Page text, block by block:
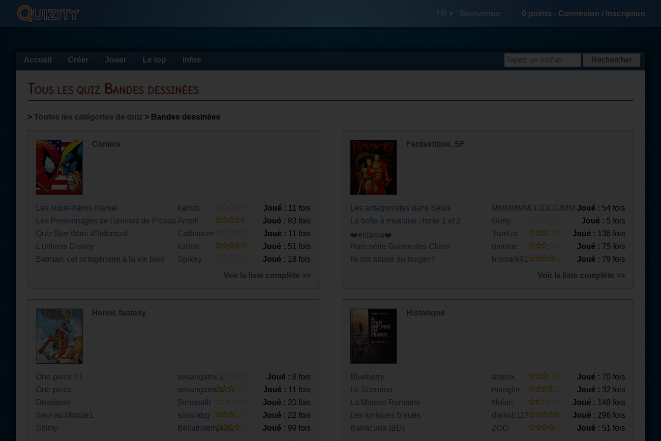
FR ▾ Bienvenue 0 points - Connexion / Inscription
Accueil Créer Jouer Le top Infos
Tous les quiz Bandes dessinées
> Toutes les catégories de quiz > Bandes dessinées
Comics
Les super-héros Marvel karlon Joué : 11 fois
Les Personnages de l'univers de Picsou ArnoF Joué : 83 fois
Quiz Star Wars #Sidemaul
Colbatium Joué : 11 fois
L'univers Disney
karlon Joué : 51 fois
Batman, cet octogénaire à la vie bien
Spikey Joué : 18 fois
Voir la liste complète >>
Fantastique, SF
Les antagonistes dans Seuls MMMMMMMMMMMMM Joué : 54 fois
La boîte à musique : tome 1 et 2
Gurty Joué : 5 fois
❤️eldarya❤️
Yumiza Joué : 136 fois
Hors série Guerre des Clans
nmoine Joué : 75 fois
Ils ont abusé du burger !!
bismark91 Joué : 79 fois
Voir la liste complète >>
Heroïc fantasy
One piece !!!! sevangameur Joué : 8 fois
One piece
sevangameur Joué : 11 fois
Deadpool
Simonallr Joué : 20 fois
Seul au Monde1
sosolabg Joué : 22 fois
Shimy
Bellatrixemjihbc Joué : 99 fois
Historique
Blueberry asterix Joué : 70 fois
Le Scorpion
maeglin Joué : 32 fois
La Maison Romaine
Nolan Joué : 148 fois
Les tuniques bleues
darkoh117 Joué : 296 fois
Barracuda (BD)
ZOO Joué : 51 fois